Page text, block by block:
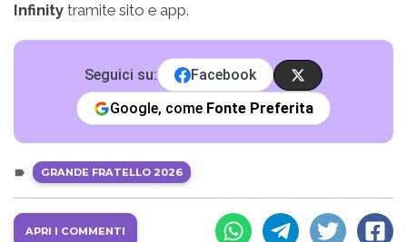
Infinity tramite sito e app.
Seguici su:
Facebook
Google, come Fonte Preferita
GRANDE FRATELLO 2026
APRI I COMMENTI